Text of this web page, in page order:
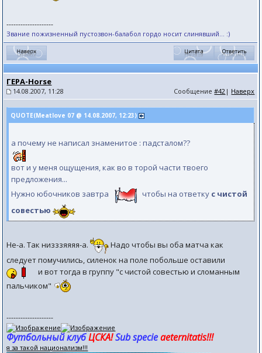
--------------------
Звание пожизненный пустозвон-балабол гордо носит слинявший... :)
ГЕРА-Horse
14.08.2007, 11:28 Сообщение#42 | Наверх
QUOTE(Meatlove 07 @ 14.08.2007, 12:23)
а почему не написал знаменитое : падсталом??
вот и у меня ощущения, как во в торой части твоего
предложения...
Нужно юбочников завтра
чтобы на ответку с чистой
совестью
Не-а. Так низззяяяя-а.
Надо чтобы вы оба матча как
следует помучились, силенок на поле побольше оставили
и вот тогда в группу "с чистой совестью и сломанным
пальчиком"
--------------------
Футбольный клубЦСКА!Sub specieaeternitatis!!!
я за такой национализм!!!